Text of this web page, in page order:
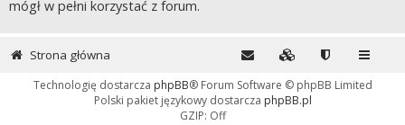
mógł w pełni korzystać z forum.
Strona główna
Technologię dostarcza phpBB® Forum Software © phpBB Limited
Polski pakiet językowy dostarcza phpBB.pl
GZIP: Off